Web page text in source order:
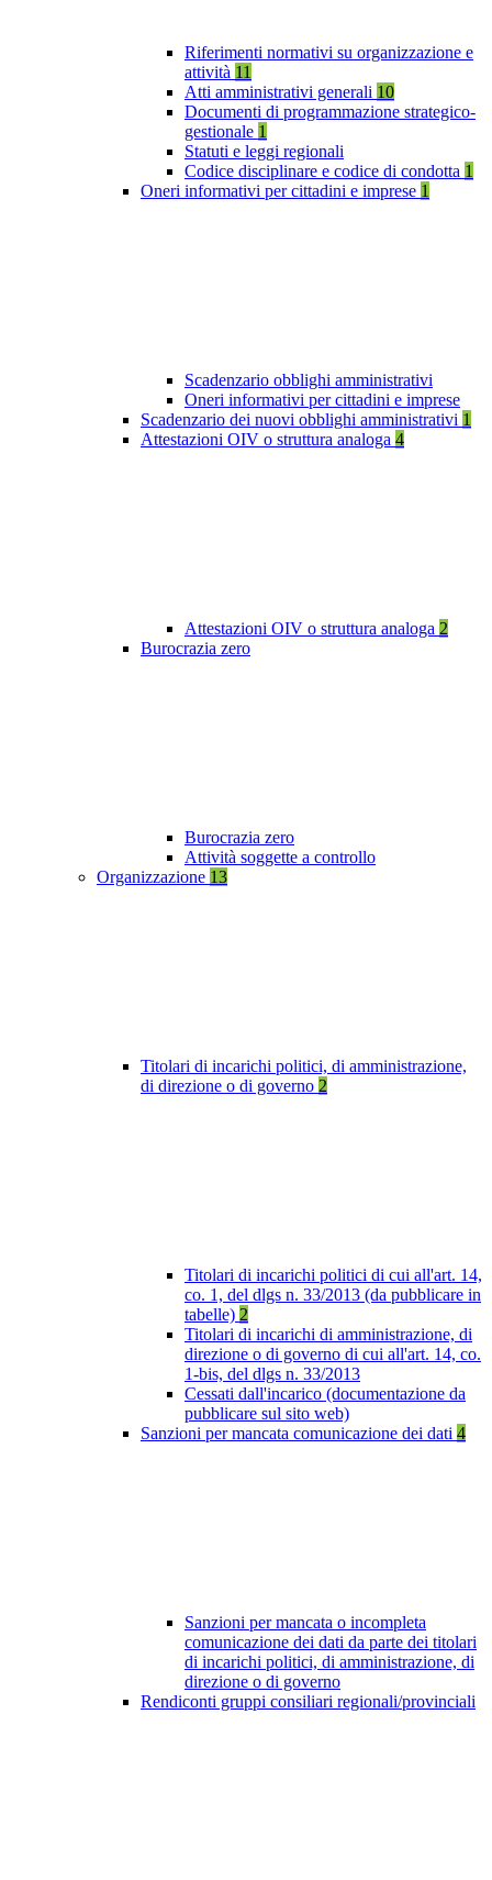
Riferimenti normativi su organizzazione e
attività 11
Atti amministrativi generali 10
Documenti di programmazione strategico-
gestionale 1
Statuti e leggi regionali
Codice disciplinare e codice di condotta 1
Oneri informativi per cittadini e imprese 1
Scadenzario obblighi amministrativi
Oneri informativi per cittadini e imprese
Scadenzario dei nuovi obblighi amministrativi 1
Attestazioni OIV o struttura analoga 4
Attestazioni OIV o struttura analoga 2
Burocrazia zero
Burocrazia zero
Attività soggette a controllo
Organizzazione 13
Titolari di incarichi politici, di amministrazione,
di direzione o di governo 2
Titolari di incarichi politici di cui all'art. 14,
co. 1, del dlgs n. 33/2013 (da pubblicare in
tabelle) 2
Titolari di incarichi di amministrazione, di
direzione o di governo di cui all'art. 14, co.
1-bis, del dlgs n. 33/2013
Cessati dall'incarico (documentazione da
pubblicare sul sito web)
Sanzioni per mancata comunicazione dei dati 4
Sanzioni per mancata o incompleta
comunicazione dei dati da parte dei titolari
di incarichi politici, di amministrazione, di
direzione o di governo
Rendiconti gruppi consiliari regionali/provinciali